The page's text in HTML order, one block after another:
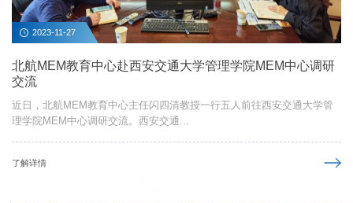
2023-11-27
北航MEM教育中心赴西安交通大学管理学院MEM中心调研
交流
近日，北航MEM教育中心主任闪四清教授一行五人前往西安交通大学管
理学院MEM中心调研交流。西安交通...
了解详情